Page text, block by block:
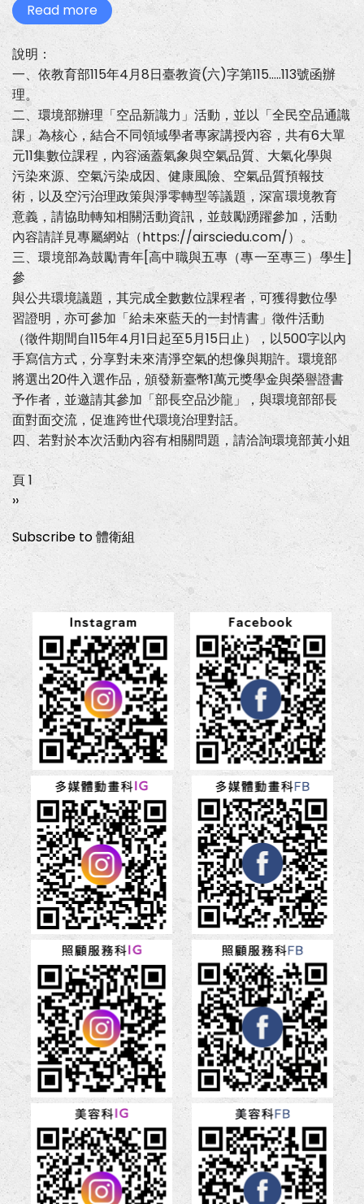
Read more about
115
年
境
部
新
識
力」
動
說明：
一、依教育部115年4月8日臺教資(六)字第115.....113號函辦
理。
二、環境部辦理「空品新識力」活動，並以「全民空品通識
課」為核心，結合不同領域學者專家講授內容，共有6大單
元11集數位課程，內容涵蓋氣象與空氣品質、大氣化學與
污染來源、空氣污染成因、健康風險、空氣品質預報技
術，以及空污治理政策與淨零轉型等議題，深富環境教育
意義，請協助轉知相關活動資訊，並鼓勵踴躍參加，活動
內容請詳見專屬網站（https://airsciedu.com/）。
三、環境部為鼓勵青年[高中職與五專（專一至專三）學生]
參
與公共環境議題，其完成全數數位課程者，可獲得數位學
習證明，亦可參加「給未來藍天的一封情書」徵件活動
（徵件期間自115年4月1日起至5月15日止），以500字以內
手寫信方式，分享對未來清淨空氣的想像與期許。環境部
將選出20件入選作品，頒發新臺幣1萬元獎學金與榮譽證書
予作者，並邀請其參加「部長空品沙龍」，與環境部部長
面對面交流，促進跨世代環境治理對話。
四、若對於本次活動內容有相關問題，請洽詢環境部黃小姐
Pagination
頁 1
下
一
頁
››
Subscribe to 體衛組